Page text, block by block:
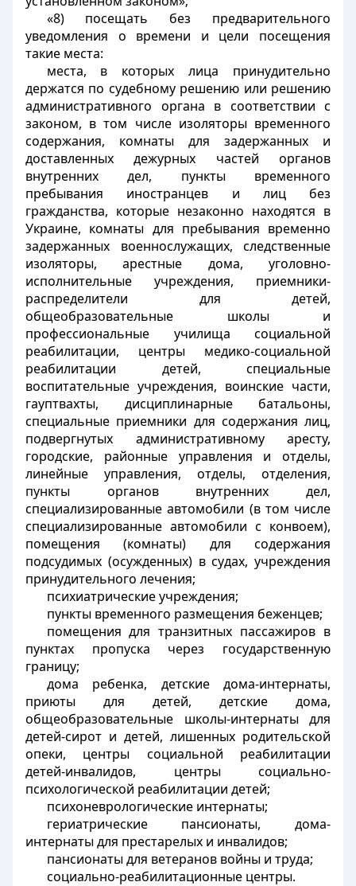
«8) посещать без предварительного
уведомления о времени и цели посещения
такие места:
места, в которых лица принудительно
держатся по судебному решению или решению
административного органа в соответствии с
законом, в том числе изоляторы временного
содержания, комнаты для задержанных и
доставленных дежурных частей органов
внутренних дел, пункты временного
пребывания иностранцев и лиц без
гражданства, которые незаконно находятся в
Украине, комнаты для пребывания временно
задержанных военнослужащих, следственные
изоляторы, арестные дома, уголовно-
исполнительные учреждения, приемники-
распределители для детей,
общеобразовательные школы и
профессиональные училища социальной
реабилитации, центры медико-социальной
реабилитации детей, специальные
воспитательные учреждения, воинские части,
гауптвахты, дисциплинарные батальоны,
специальные приемники для содержания лиц,
подвергнутых административному аресту,
городские, районные управления и отделы,
линейные управления, отделы, отделения,
пункты органов внутренних дел,
специализированные автомобили (в том числе
специализированные автомобили с конвоем),
помещения (комнаты) для содержания
подсудимых (осужденных) в судах, учреждения
принудительного лечения;
психиатрические учреждения;
пункты временного размещения беженцев;
помещения для транзитных пассажиров в
пунктах пропуска через государственную
границу;
дома ребенка, детские дома-интернаты,
приюты для детей, детские дома,
общеобразовательные школы-интернаты для
детей-сирот и детей, лишенных родительской
опеки, центры социальной реабилитации
детей-инвалидов, центры социально-
психологической реабилитации детей;
психоневрологические интернаты;
гериатрические пансионаты, дома-
интернаты для престарелых и инвалидов;
пансионаты для ветеранов войны и труда;
социально-реабилитационные центры.